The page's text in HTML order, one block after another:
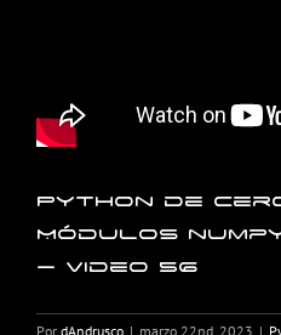
Python de
Módulos
– Video 56
Por dAndrusco | marzo 22nd, 2023 |